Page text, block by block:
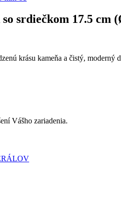
srdiečkom 17.5 cm
krásu kameňa a čistý,
Vášho zariadenia.